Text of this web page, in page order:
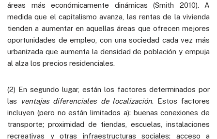
áreas más económicamente dinámicas (Smith 2010). A
medida que el capitalismo avanza, las rentas de la vivienda
tienden a aumentar en aquellas áreas que ofrecen mejores
oportunidades de empleo, con una sociedad cada vez más
urbanizada que aumenta la densidad de población y empuja
al alza los precios residenciales.
(2) En segundo lugar, están los factores determinados por
las
ventajas diferenciales de localización. Estos factores
incluyen (pero no están limitados a): buenas conexiones de
transporte; proximidad de tiendas, escuelas, instalaciones
recreativas y otras infraestructuras sociales; acceso a